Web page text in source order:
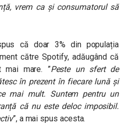
vrem ca și consumatorul să
că doar 3% din populația
către Spotify, adăugând că
mai mare. ”Peste un sfert de
în prezent în fiecare lună și
mai mult. Suntem pentru un
că nu este deloc imposibil.
”, a mai spus acesta.